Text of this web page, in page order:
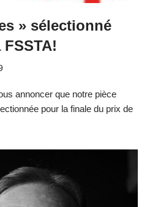
» sélectionné
annoncer que notre pièce
pour la finale du prix de